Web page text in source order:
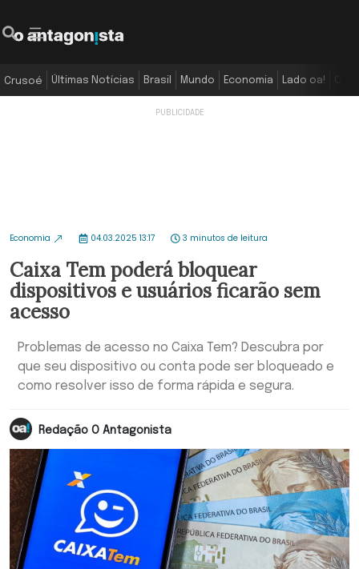
Crusoé Últimas Notícias Brasil Mundo Economia Lado oa!
Economia 04.03.2025 13:17 3 minutos de leitura
Caixa Tem poderá bloquear
dispositivos e usuários ficarão sem
acesso
Problemas de acesso no Caixa Tem? Descubra por
que seu dispositivo ou conta pode ser bloqueado e
como resolver isso de forma rápida e segura.
Redação O Antagonista